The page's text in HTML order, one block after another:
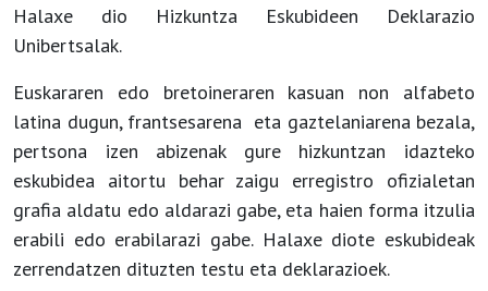
Halaxe dio Hizkuntza Eskubideen Deklarazio
Unibertsalak.
Euskararen edo bretoineraren kasuan non alfabeto
latina dugun, frantsesarena eta gaztelaniarena bezala,
pertsona izen abizenak gure hizkuntzan idazteko
eskubidea aitortu behar zaigu erregistro ofizialetan
grafia aldatu edo aldarazi gabe, eta haien forma itzulia
erabili edo erabilarazi gabe. Halaxe diote eskubideak
zerrendatzen dituzten testu eta deklarazioek.